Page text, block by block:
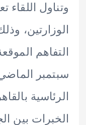
اللقاء تعزيز
وذلك في
الموقعة بين
الماضي على
بالقاهرة،
بين الجانبين